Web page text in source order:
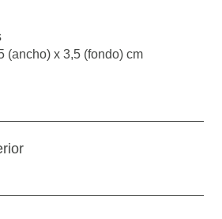
(ancho) x 3,5 (fondo) cm